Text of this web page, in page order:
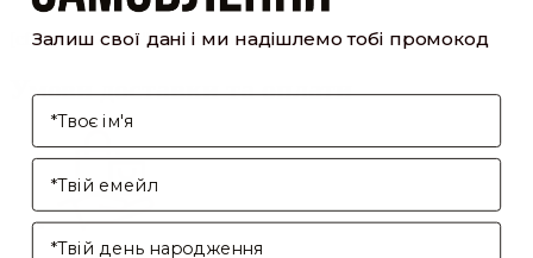
[cf7form cf7key="roasting-popup"]
Умови доставки та оплати
Залиш свої дані і ми надішлемо тобі промокод
І'мя
Enter your email address
Birthday